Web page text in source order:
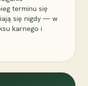
terminu się
się nigdy — w
karnego i